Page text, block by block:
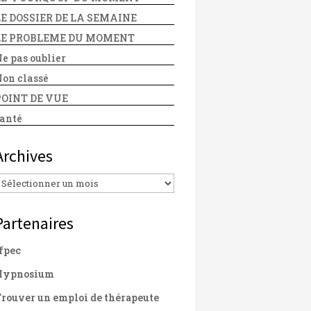
DOSSIER DE LA SEMAINE
PROBLEME DU MOMENT
pas oublier
classé
DE VUE
un emploi de thérapeute